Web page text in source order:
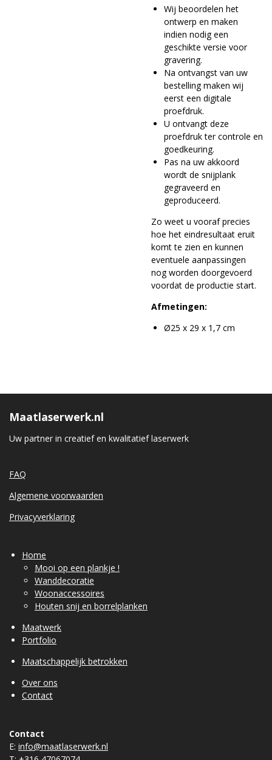
Wij beoordelen het
ontwerp en maken
indien nodig een
geschikte versie voor
gravering.
Na ontvangst van uw
bestelling maken wij
eerst een digitale
proefdruk.
U ontvangt deze
proefdruk ter controle en
goedkeuring.
Pas na uw akkoord
wordt de snijplank
gegraveerd en
geproduceerd.
Zo weet u vooraf precies
hoe het eindresultaat eruit
komt te zien en kunnen
eventuele aanpassingen
nog worden doorgevoerd
voordat de productie start.
Afmetingen:
Ø25 x 29 x 1,7 cm
Maatlaserwerk.nl
Uw partner in creatief en kwalitatief laserwerk
FAQ
Algemene voorwaarden
Privacyverklaring
Home
Mooi op een plankje !
Wanddecoratie
Woonaccessoires
Houten snij en borrelplanken
Maatwerk
Portfolio
Maatschappelijk betrokken
Over ons
Contact
Contact
E: info@maatlaserwerk.nl